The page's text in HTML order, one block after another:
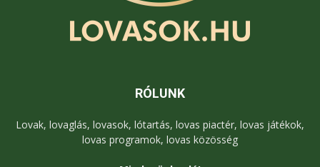
RÓLUNK
Lovak, lovaglás, lovasok, lótartás, lovas piactér, lovas játékok,
lovas programok, lovas közösség